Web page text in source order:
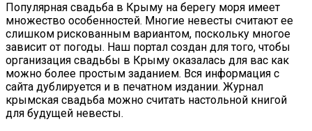
Популярная свадьба в Крыму на берегу моря имеет
множество особенностей. Многие невесты считают ее
слишком рискованным вариантом, поскольку многое
зависит от погоды. Наш портал создан для того, чтобы
организация свадьбы в Крыму оказалась для вас как
можно более простым заданием. Вся информация с
сайта дублируется и в печатном издании. Журнал
крымская свадьба можно считать настольной книгой
для будущей невесты.